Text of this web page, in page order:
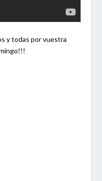
y todas por vuestra